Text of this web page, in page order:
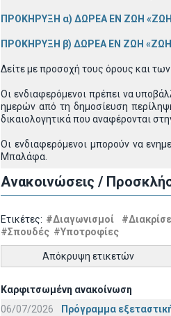
ΠΡΟΚΗΡΥΞΗ α) ΔΩΡΕΑ ΕΝ ΖΩΗ
ΠΡΟΚΗΡΥΞΗ β) ΔΩΡΕΑ ΕΝ ΖΩΗ
Δείτε με προσοχή τους όρους και
Οι ενδιαφερόμενοι πρέπει να
ημερών από τη δημοσίευση
δικαιολογητικά που αναφέρονται
Οι ενδιαφερόμενοι μπορούν να
Μπαλάφα.
Ανακοινώσεις /
Ετικέτες: #Διαγωνισμοί
#Σπουδές #Υποτροφίες
Απόκρυψη ετικετών
Καρφιτσωμένη ανακοίνωση
06/07/2026
Πρόγραμμα